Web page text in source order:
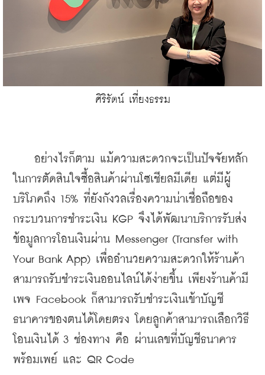
ศิริรัตน์ เที่ยงธรรม
อย่างไรก็ตาม แม้ความสะดวกจะเป็นปัจจัยหลัก
ในการตัดสินใจซื้อสินค้าผ่านโซเชียลมีเดีย แต่มีผู้
บริโภคถึง 15% ที่ยังกังวลเรื่องความน่าเชื่อถือของ
กระบวนการชำระเงิน KGP จึงได้พัฒนาบริการรับส่ง
ข้อมูลการโอนเงินผ่าน Messenger (Transfer with
Your Bank App) เพื่ออำนวยความสะดวกให้ร้านค้า
สามารถรับชำระเงินออนไลน์ได้ง่ายขึ้น เพียงร้านค้ามี
เพจ Facebook ก็สามารถรับชำระเงินเข้าบัญชี
ธนาคารของตนได้โดยตรง โดยลูกค้าสามารถเลือกวิธี
โอนเงินได้ 3 ช่องทาง คือ ผ่านเลขที่บัญชีธนาคาร
พร้อมเพย์ และ QR Code